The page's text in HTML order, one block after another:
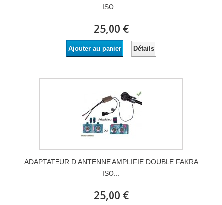
ISO...
25,00 €
Ajouter au panier Détails
ADAPTATEUR D ANTENNE AMPLIFIE DOUBLE FAKRA
ISO...
25,00 €